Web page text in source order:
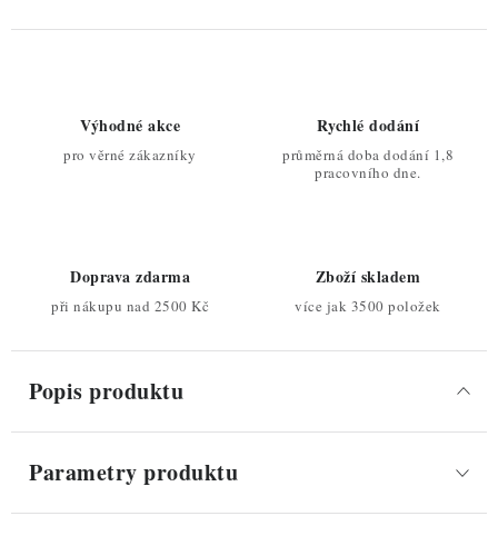
Výhodné akce
pro věrné zákazníky
Rychlé dodání
průměrná doba dodání 1,8
pracovního dne.
Doprava zdarma
při nákupu nad 2500 Kč
Zboží skladem
více jak 3500 položek
Popis produktu
Parametry produktu